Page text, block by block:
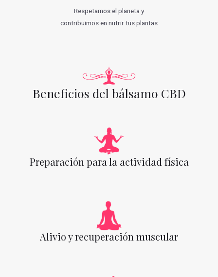
Respetamos el planeta y
contribuimos en nutrir tus plantas
Beneficios del bálsamo CBD
Preparación para la actividad física
Alivio y recuperación muscular